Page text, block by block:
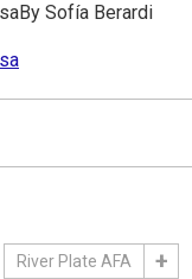
By Sofía Berardi
River Plate AFA